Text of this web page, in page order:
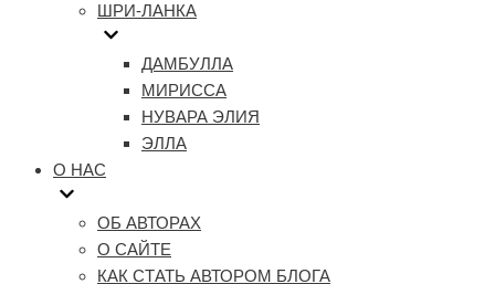
ШРИ-ЛАНКА
ДАМБУЛЛА
МИРИССА
НУВАРА ЭЛИЯ
ЭЛЛА
О НАС
ОБ АВТОРАХ
О САЙТЕ
КАК СТАТЬ АВТОРОМ БЛОГА